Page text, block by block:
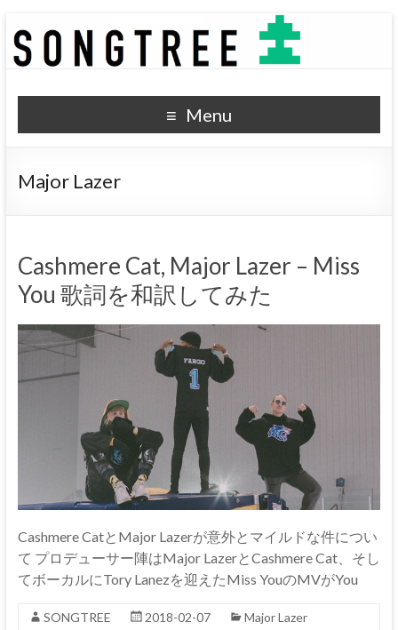
SONGTREE
洋楽歌詞の和訳なら
Menu
Major Lazer
Cashmere Cat, Major Lazer – Miss
You 歌詞を和訳してみた
Cashmere CatとMajor Lazerが意外とマイルドな件につい
て プロデューサー陣はMajor LazerとCashmere Cat、そし
てボーカルにTory Lanezを迎えたMiss YouのMVがYou
SONGTREE 2018-02-07
Major Lazer